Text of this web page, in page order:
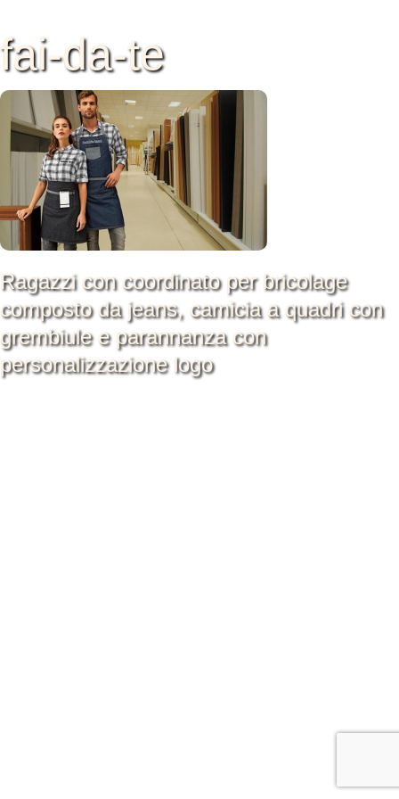
fai-da-te
Ragazzi con coordinato per bricolage
composto da jeans, camicia a quadri con
grembiule e parannanza con
personalizzazione logo